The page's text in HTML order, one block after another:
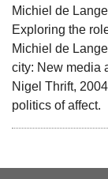
Michiel de
Exploring the
Michiel de
city: New media
Nigel Thrift,
politics of affect.